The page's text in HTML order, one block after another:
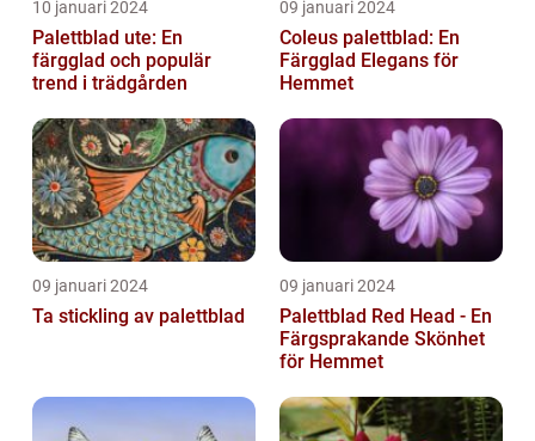
10 januari 2024
Palettblad ute: En
färgglad och populär
trend i trädgården
09 januari 2024
Coleus palettblad: En
Färgglad Elegans för
Hemmet
09 januari 2024
Ta stickling av palettblad
09 januari 2024
Palettblad Red Head - En
Färgsprakande Skönhet
för Hemmet